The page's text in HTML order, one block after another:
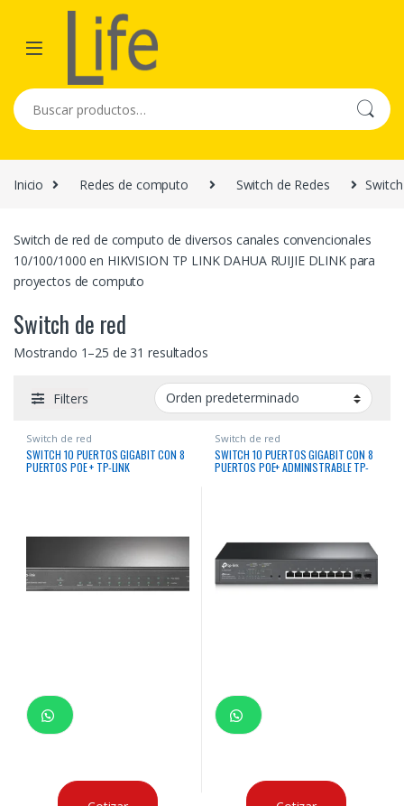
Skip to navigation
Skip to content
Buscar por:
Inicio Redes de computo Switch de Redes
Switch de red de computo de diversos canales convencionales
10/100/1000 en HIKVISION TP LINK DAHUA RUIJIE DLINK para
proyectos de computo
Switch de red
Mostrando 1–25 de 31 resultados
Filters
Switch de red
SWITCH 10 PUERTOS GIGABIT CON 8
PUERTOS POE + TP-LINK
Switch de red
SWITCH 10 PUERTOS GIGABIT CON 8
PUERTOS POE+ ADMINISTRABLE TP-